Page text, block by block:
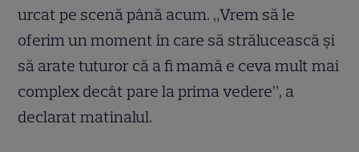
urcat pe scenă până acum. „Vrem să le
oferim un moment în care să strălucească și
să arate tuturor că a fi mamă e ceva mult mai
complex decât pare la prima vedere”, a
declarat matinalul.